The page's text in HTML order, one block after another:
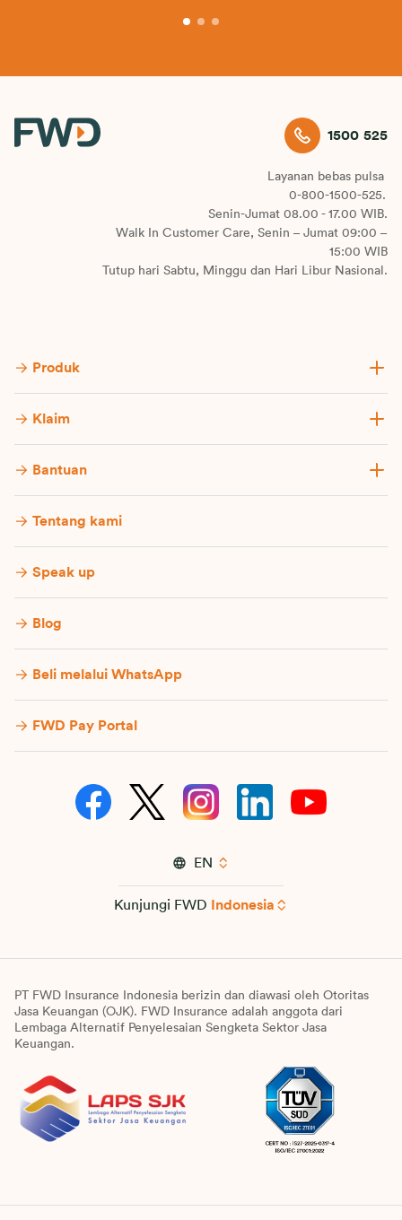
1500 525
Layanan bebas pulsa
0-800-1500-525.
Senin-Jumat 08.00 - 17.00 WIB.
Walk In Customer Care, Senin – Jumat 09:00 –
15:00 WIB
Tutup hari Sabtu, Minggu dan Hari Libur Nasional.
Produk
Klaim
Bantuan
Tentang kami
Speak up
Blog
Beli melalui WhatsApp
FWD Pay Portal
EN
Kunjungi FWD Indonesia
PT FWD Insurance Indonesia berizin dan diawasi oleh Otoritas
Jasa Keuangan (OJK). FWD Insurance adalah anggota dari
Lembaga Alternatif Penyelesaian Sengketa Sektor Jasa
Keuangan.